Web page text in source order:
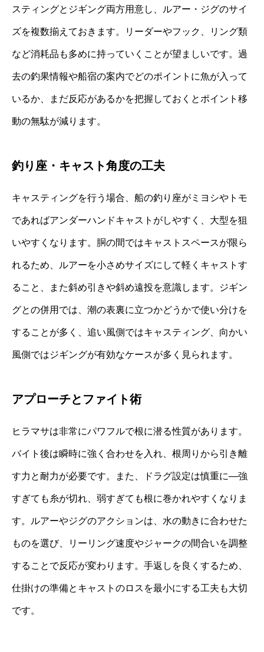
スティングとジギング両方用意し、ルアー・ジグのサイ
ズを複数揃えておきます。リーダーやフック、リング類
など消耗品も多めに持っていくことが望ましいです。過
去の釣果情報や船宿の案内でどのポイントに魚が入って
いるか、まだ反応があるかを把握しておくとポイント移
動の無駄が減ります。
釣り座・キャスト角度の工夫
キャスティングを行う場合、船の釣り座がミヨシやトモ
であればアンダーハンドキャストがしやすく、大型を狙
いやすくなります。胴の間ではキャストスペースが限ら
れるため、ルアーを小さめサイズにして軽くキャストす
ること、また斜め引きや斜め遠投を意識します。ジギン
グとの併用では、潮の表裏に立つかどうかで使い分けを
することが多く、追い風側ではキャスティング、向かい
風側ではジギングが有効なケースが多く見られます。
アプローチとファイト術
ヒラマサは非常にパワフルで根に潜る性質があります。
バイト後は瞬時に強く合わせを入れ、根周りから引き離
す力と耐力が必要です。また、ドラグ設定は慎重に—強
すぎても糸が切れ、弱すぎても根に巻かれやすくなりま
す。ルアーやジグのアクションは、水の動きに合わせた
ものを選び、リーリング速度やジャークの間合いを調整
することで反応が変わります。手返しを良くするため、
仕掛けの準備とキャストのロスを最小にする工夫も大切
です。